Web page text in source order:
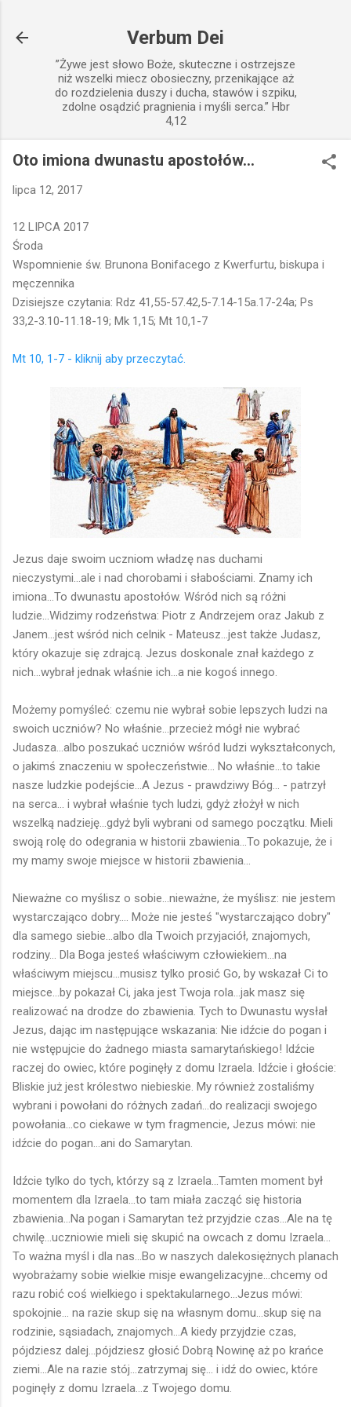
Verbum Dei
”Żywe jest słowo Boże, skuteczne i ostrzejsze
niż wszelki miecz obosieczny, przenikające aż
do rozdzielenia duszy i ducha, stawów i szpiku,
zdolne osądzić pragnienia i myśli serca.” Hbr
4,12
Oto imiona dwunastu apostołów...
lipca 12, 2017
12 LIPCA 2017
Środa
Wspomnienie św. Brunona Bonifacego z Kwerfurtu, biskupa i
męczennika
Dzisiejsze czytania: Rdz 41,55-57.42,5-7.14-15a.17-24a; Ps
33,2-3.10-11.18-19; Mk 1,15; Mt 10,1-7
Mt 10, 1-7 - kliknij aby przeczytać.
Jezus daje swoim uczniom władzę nas duchami
nieczystymi...ale i nad chorobami i słabościami. Znamy ich
imiona...To dwunastu apostołów. Wśród nich są różni
ludzie...Widzimy rodzeństwa: Piotr z Andrzejem oraz Jakub z
Janem...jest wśród nich celnik - Mateusz...jest także Judasz,
który okazuje się zdrajcą. Jezus doskonale znał każdego z
nich...wybrał jednak właśnie ich...a nie kogoś innego.
Możemy pomyśleć: czemu nie wybrał sobie lepszych ludzi na
swoich uczniów? No właśnie...przecież mógł nie wybrać
Judasza...albo poszukać uczniów wśród ludzi wykształconych,
o jakimś znaczeniu w społeczeństwie... No właśnie...to takie
nasze ludzkie podejście...A Jezus - prawdziwy Bóg... - patrzył
na serca... i wybrał właśnie tych ludzi, gdyż złożył w nich
wszelką nadzieję...gdyż byli wybrani od samego początku. Mieli
swoją rolę do odegrania w historii zbawienia...To pokazuje, że i
my mamy swoje miejsce w historii zbawienia...
Nieważne co myślisz o sobie...nieważne, że myślisz: nie jestem
wystarczająco dobry.... Może nie jesteś "wystarczająco dobry"
dla samego siebie...albo dla Twoich przyjaciół, znajomych,
rodziny... Dla Boga jesteś właściwym człowiekiem...na
właściwym miejscu...musisz tylko prosić Go, by wskazał Ci to
miejsce...by pokazał Ci, jaka jest Twoja rola...jak masz się
realizować na drodze do zbawienia. Tych to Dwunastu wysłał
Jezus, dając im następujące wskazania: Nie idźcie do pogan i
nie wstępujcie do żadnego miasta samarytańskiego! Idźcie
raczej do owiec, które poginęły z domu Izraela. Idźcie i głoście:
Bliskie już jest królestwo niebieskie. My również zostaliśmy
wybrani i powołani do różnych zadań...do realizacji swojego
powołania...co ciekawe w tym fragmencie, Jezus mówi: nie
idźcie do pogan...ani do Samarytan.
Idźcie tylko do tych, którzy są z Izraela...Tamten moment był
momentem dla Izraela...to tam miała zacząć się historia
zbawienia...Na pogan i Samarytan też przyjdzie czas...Ale na tę
chwilę...uczniowie mieli się skupić na owcach z domu Izraela...
To ważna myśl i dla nas...Bo w naszych dalekosiężnych planach
wyobrażamy sobie wielkie misje ewangelizacyjne...chcemy od
razu robić coś wielkiego i spektakularnego...Jezus mówi:
spokojnie... na razie skup się na własnym domu...skup się na
rodzinie, sąsiadach, znajomych...A kiedy przyjdzie czas,
pójdziesz dalej...pójdziesz głosić Dobrą Nowinę aż po krańce
ziemi...Ale na razie stój...zatrzymaj się... i idź do owiec, które
poginęły z domu Izraela...z Twojego domu.